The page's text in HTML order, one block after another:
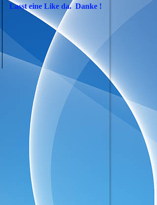
Lasst eine Like da. Danke !